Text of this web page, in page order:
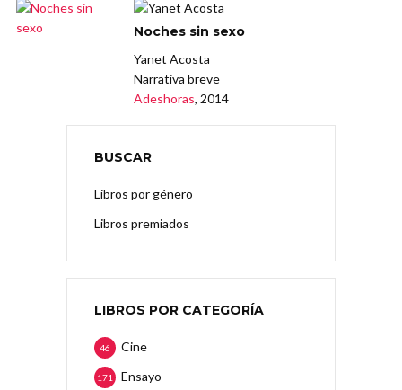
Noches sin sexo
Yanet Acosta
Narrativa breve
Adeshoras, 2014
BUSCAR
Libros por género
Libros premiados
LIBROS POR CATEGORÍA
Cine
46
Ensayo
171